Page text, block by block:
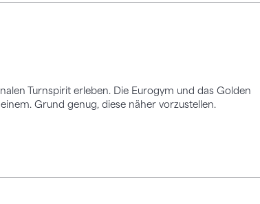
Turnspirit erleben. Die Eurogym und das Golden
Grund genug, diese näher vorzustellen.